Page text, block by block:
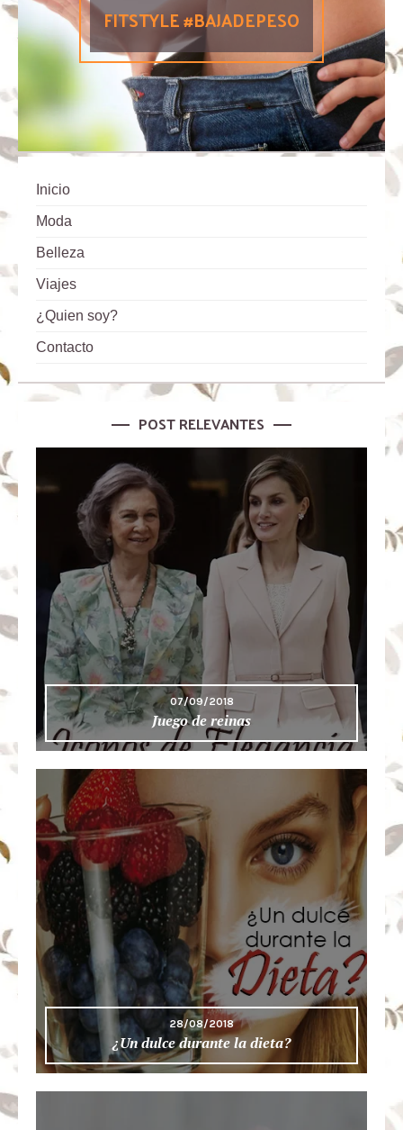
FITSTYLE #BAJADEPESO
Inicio
Moda
Belleza
Viajes
¿Quien soy?
Contacto
POST RELEVANTES
07/09/2018
Juego de reinas
28/08/2018
¿Un dulce durante la dieta?